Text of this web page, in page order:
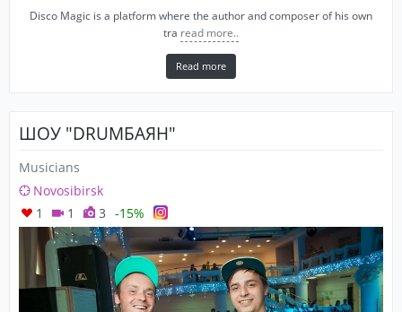
Disco Magic is a platform where the author and composer of his own
tra read more..
Read more
ШОУ "DRUMБАЯН"
Musicians
Novosibirsk
1
1 3 -15%